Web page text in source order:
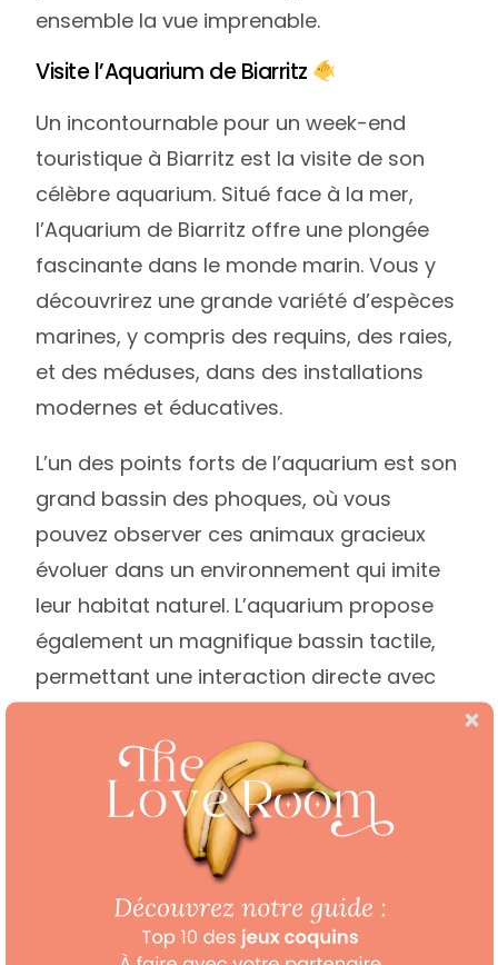
ensemble la vue imprenable.
Visite l’Aquarium de Biarritz
Un incontournable pour un week-end
touristique à Biarritz est la visite de son
célèbre aquarium. Situé face à la mer,
l’Aquarium de Biarritz offre une plongée
fascinante dans le monde marin. Vous y
découvrirez une grande variété d’espèces
marines, y compris des requins, des raies,
et des méduses, dans des installations
modernes et éducatives.
L’un des points forts de l’aquarium est son
grand bassin des phoques, où vous
pouvez observer ces animaux gracieux
évoluer dans un environnement qui imite
leur habitat naturel. L’aquarium propose
également un magnifique bassin tactile,
permettant une interaction directe avec
certaines espèces, une expérience à la
fois ludique et instructive.
Réservez dès maintenant votre logement
insolite pour un week-end en amoureux à
Biarritz !
Quel type de nuit insolite